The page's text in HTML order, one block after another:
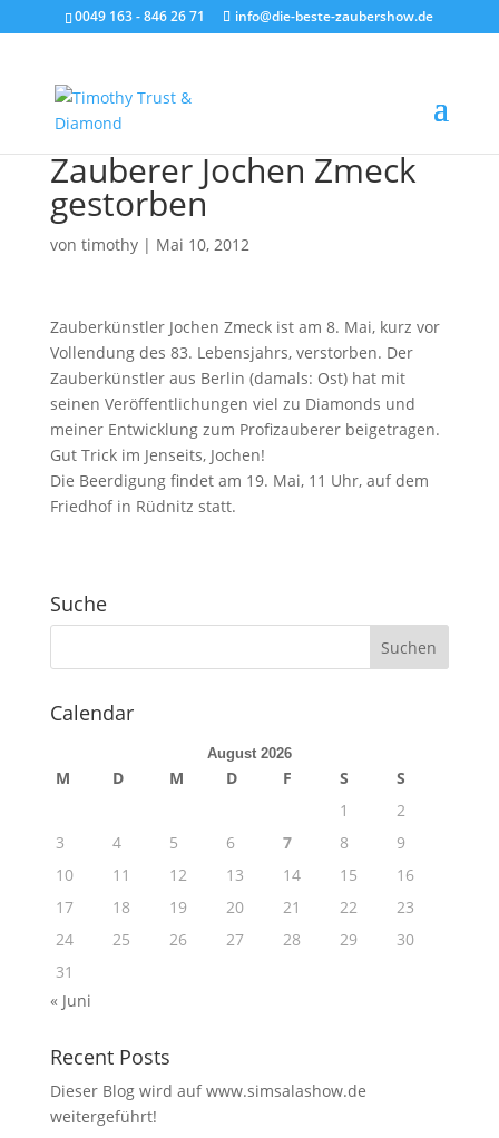
0049 163 - 846 26 71 info@die-beste-zaubershow.de
Zauberer Jochen Zmeck
gestorben
von timothy| Mai 10, 2012
Zauberkünstler Jochen Zmeck ist am 8. Mai, kurz vor
Vollendung des 83. Lebensjahrs, verstorben. Der
Zauberkünstler aus Berlin (damals: Ost) hat mit
seinen Veröffentlichungen viel zu Diamonds und
meiner Entwicklung zum Profizauberer beigetragen.
Gut Trick im Jenseits, Jochen!
Die Beerdigung findet am 19. Mai, 11 Uhr, auf dem
Friedhof in Rüdnitz statt.
Suche
Calendar
August 2026
M D M D F S
S
1
2
3
4 5 6 7 8
9
10
11 12 13 14 15
16
17
18 19 20 21 22
23
24
25 26 27 28 29
30
31
« Juni
Recent Posts
Dieser Blog wird auf www.simsalashow.de
weitergeführt!